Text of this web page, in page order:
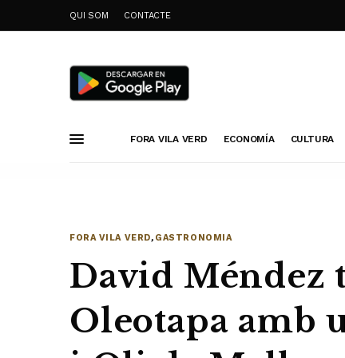
QUI SOM CONTACTE
FORA VILA VERD ECONOMÍA CULTURA
FORA VILA VERD, GASTRONOMIA
David Méndez
Oleotapa amb